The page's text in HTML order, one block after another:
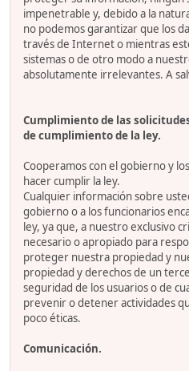
impenetrable y, debido a la
no podemos garantizar que los
través de Internet o mientras
sistemas o de otro modo a
absolutamente irrelevantes. A
Cumplimiento de las
de cumplimiento de la ley.
Cooperamos con el gobierno y
hacer cumplir la ley.
Cualquier información sobre
gobierno o a los funcionarios
ley, ya que, a nuestro exclusivo
necesario o apropiado para
proteger nuestra propiedad y
propiedad y derechos de un
seguridad de los usuarios o de
prevenir o detener actividades
poco éticas.
Comunicación.